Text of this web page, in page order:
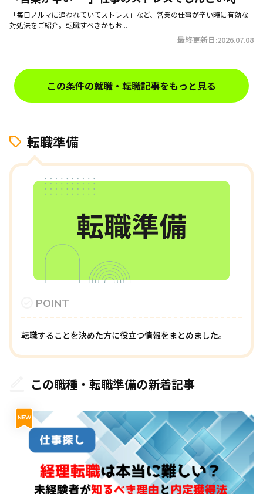
どうすれば？
「毎日ノルマに追われていてストレス」など、営業の仕事が辛い時に有効な
対処法をご紹介。転職すべきかもお...
最終更新日:2026.07.08
この条件の就職・転職記事をもっと見る
転職準備
POINT
転職することを決めた方に役立つ情報をまとめました。
この職種・転職準備の新着記事